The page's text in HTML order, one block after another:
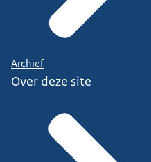
Archief
Over deze site